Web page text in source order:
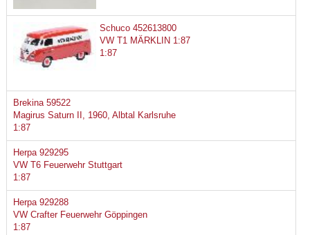
Schuco 452613800
VW T1 MÄRKLIN 1:87
1:87
Brekina 59522
Magirus Saturn II, 1960, Albtal Karlsruhe
1:87
Herpa 929295
VW T6 Feuerwehr Stuttgart
1:87
Herpa 929288
VW Crafter Feuerwehr Göppingen
1:87